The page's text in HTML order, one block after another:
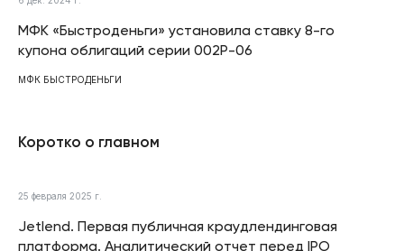
МФК «Быстроденьги» установила ставку 8-го
купона облигаций серии 002P-06
МФК БЫСТРОДЕНЬГИ
Коротко о главном
25 февраля 2025 г.
Jetlend. Первая публичная краудлендинговая
платформа. Аналитический отчет перед IPO